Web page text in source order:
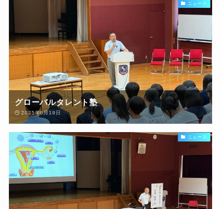
ニュース
グローバルタレント塾
2025年6月19日
ニュース